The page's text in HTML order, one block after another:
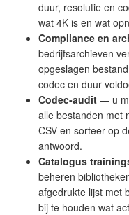
duur, resolutie en
wat 4K is en wat
Compliance en
bedrijfsarchieven
opgeslagen
codec en duur
Codec-audit — u
alle bestanden met
CSV en sorteer op
antwoord.
Catalogus
beheren
afgedrukte lijst met
bij te houden wat